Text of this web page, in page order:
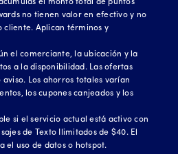
el monto total de puntos
no tienen valor en efectivo y no
cliente. Aplican términos y
el comerciante, la ubicación y la
a la disponibilidad. Las ofertas
Los ahorros totales varían
los cupones canjeados y los
si el servicio actual está activo con
de Texto Ilimitados de $40. El
el uso de datos o hotspot.